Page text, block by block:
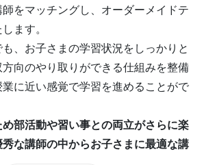
をマッチングし、オーダーメイドテ
ます。
、お子さまの学習状況をしっかりと
向のやり取りができる仕組みを整備
業に近い感覚で学習を進めることがで
部活動や習い事との両立がさらに楽
な講師の中からお子さまに最適な講